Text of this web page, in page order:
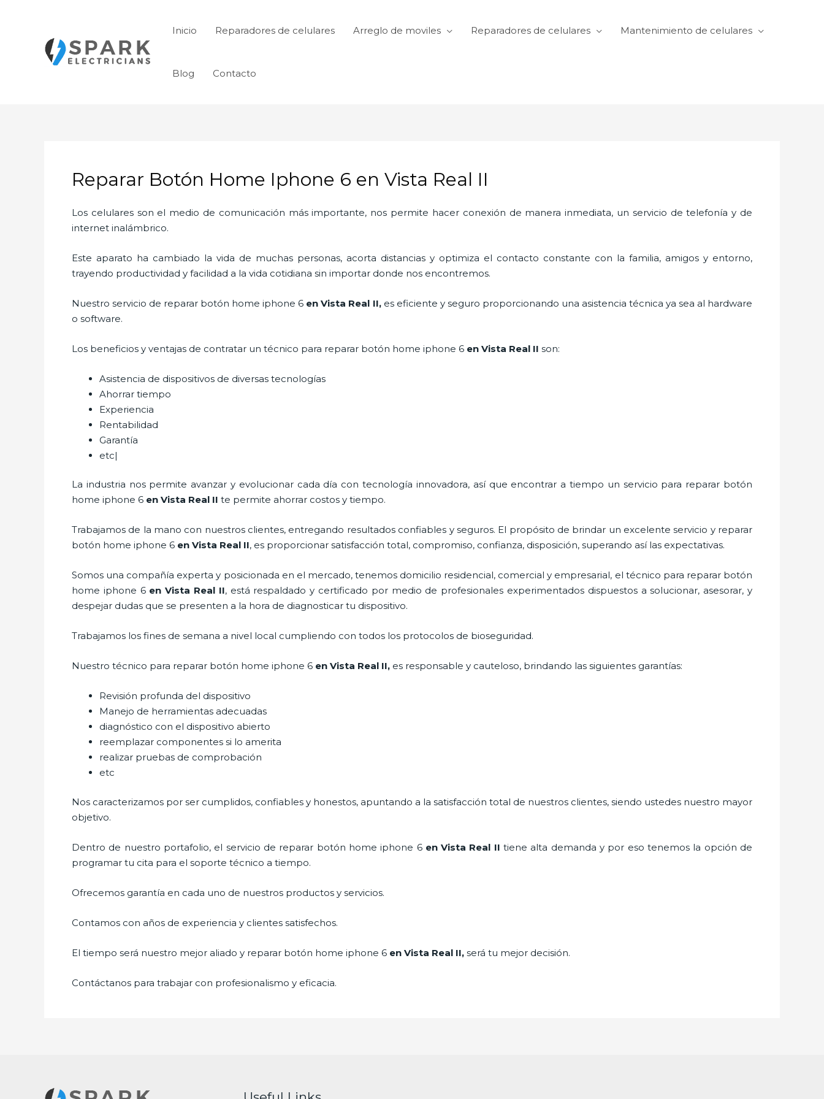
Inicio Reparadores de celulares Arreglo de moviles Reparadores de celulares Mantenimiento de celulares
Blog Contacto
Reparar Botón Home Iphone 6 en Vista Real II
Los celulares son el medio de comunicación más importante, nos permite hacer conexión de manera inmediata, un servicio de telefonía y de
internet inalámbrico.
Este aparato ha cambiado la vida de muchas personas, acorta distancias y optimiza el contacto constante con la familia, amigos y entorno,
trayendo productividad y facilidad a la vida cotidiana sin importar donde nos encontremos.
Nuestro servicio de reparar botón home iphone 6 en Vista Real II,es eficiente y seguro proporcionando una asistencia técnica ya sea al hardware
o software.
Los beneficios y ventajas de contratar un técnico para reparar botón home iphone 6 en Vista Real II son:
Asistencia de dispositivos de diversas tecnologías
Ahorrar tiempo
Experiencia
Rentabilidad
Garantía
etc|
La industria nos permite avanzar y evolucionar cada día con tecnología innovadora, así que encontrar a tiempo un servicio para reparar botón
home iphone 6 en Vista Real II te permite ahorrar costos y tiempo.
Trabajamos de la mano con nuestros clientes, entregando resultados confiables y seguros. El propósito de brindar un excelente servicio y reparar
botón home iphone 6 en Vista Real II, es proporcionar satisfacción total, compromiso, confianza, disposición, superando así las expectativas.
Somos una compañía experta y posicionada en el mercado, tenemos domicilio residencial, comercial y empresarial, el técnico para reparar botón
home iphone 6en Vista Real II, está respaldado y certificado por medio de profesionales experimentados dispuestos a solucionar, asesorar, y
despejar dudas que se presenten a la hora de diagnosticar tu dispositivo.
Trabajamos los fines de semana a nivel local cumpliendo con todos los protocolos de bioseguridad.
Nuestro técnico para reparar botón home iphone 6 en Vista Real II, es responsable y cauteloso, brindando las siguientes garantías:
Revisión profunda del dispositivo
Manejo de herramientas adecuadas
diagnóstico con el dispositivo abierto
reemplazar componentes si lo amerita
realizar pruebas de comprobación
etc
Nos caracterizamos por ser cumplidos, confiables y honestos, apuntando a la satisfacción total de nuestros clientes, siendo ustedes nuestro mayor
objetivo.
Dentro de nuestro portafolio, el servicio de reparar botón home iphone 6en Vista Real II tiene alta demanda y por eso tenemos la opción de
programar tu cita para el soporte técnico a tiempo.
Ofrecemos garantía en cada uno de nuestros productos y servicios.
Contamos con años de experiencia y clientes satisfechos.
El tiempo será nuestro mejor aliado y reparar botón home iphone 6 en Vista Real II, será tu mejor decisión.
Contáctanos para trabajar con profesionalismo y eficacia.